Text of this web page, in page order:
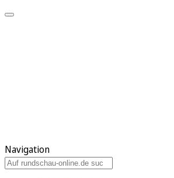
Navigation